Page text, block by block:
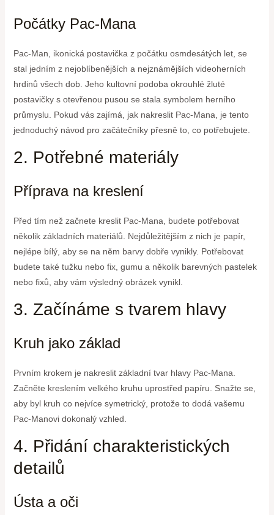
Počátky Pac-Mana
Pac-Man, ikonická postavička z počátku osmdesátých let, se
stal jedním z nejoblíbenějších a nejznámějších videoherních
hrdinů všech dob. Jeho kultovní podoba okrouhlé žluté
postavičky s otevřenou pusou se stala symbolem herního
průmyslu. Pokud vás zajímá, jak nakreslit Pac-Mana, je tento
jednoduchý návod pro začátečníky přesně to, co potřebujete.
2. Potřebné materiály
Příprava na kreslení
Před tím než začnete kreslit Pac-Mana, budete potřebovat
několik základních materiálů. Nejdůležitějším z nich je papír,
nejlépe bílý, aby se na něm barvy dobře vynikly. Potřebovat
budete také tužku nebo fix, gumu a několik barevných pastelek
nebo fixů, aby vám výsledný obrázek vynikl.
3. Začínáme s tvarem hlavy
Kruh jako základ
Prvním krokem je nakreslit základní tvar hlavy Pac-Mana.
Začněte kreslením velkého kruhu uprostřed papíru. Snažte se,
aby byl kruh co nejvíce symetrický, protože to dodá vašemu
Pac-Manovi dokonalý vzhled.
4. Přidání charakteristických
detailů
Ústa a oči